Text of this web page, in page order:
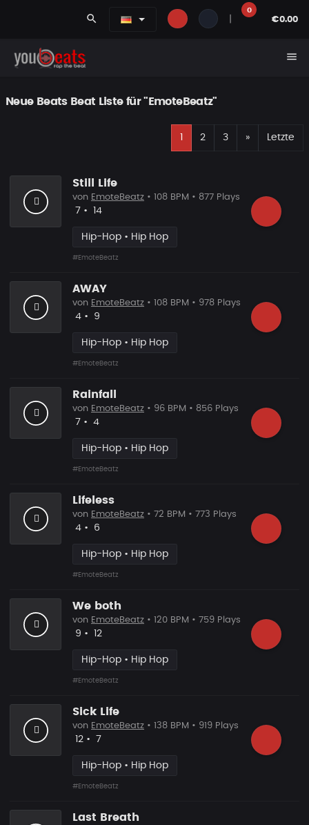
search
0
€0.00
menu
Neue Beats Beat Liste für "EmoteBeatz"
2 3 »Nächste
Letzte
Still Life
von EmoteBeatz • 108 BPM • 877 Plays
Likes
7 • Vorgeschlagen
14
Hip-Hop • Hip Hop
#EmoteBeatz
AWAY
von EmoteBeatz • 108 BPM • 978 Plays
Likes
4 • Vorgeschlagen
9
Hip-Hop • Hip Hop
#EmoteBeatz
Rainfall
von EmoteBeatz • 96 BPM • 856 Plays
Likes
7 • Vorgeschlagen
4
Hip-Hop • Hip Hop
#EmoteBeatz
Lifeless
von EmoteBeatz • 72 BPM • 773 Plays
Likes
4 • Vorgeschlagen
6
Hip-Hop • Hip Hop
#EmoteBeatz
We both
von EmoteBeatz • 120 BPM • 759 Plays
Likes
9 • Vorgeschlagen
12
Hip-Hop • Hip Hop
#EmoteBeatz
Sick Life
von EmoteBeatz • 138 BPM • 919 Plays
Likes
12 • Vorgeschlagen
7
Hip-Hop • Hip Hop
#EmoteBeatz
Last Breath